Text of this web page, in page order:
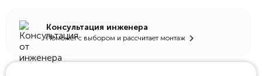
Консультация инженера
Поможет с выбором и рассчитает монтаж